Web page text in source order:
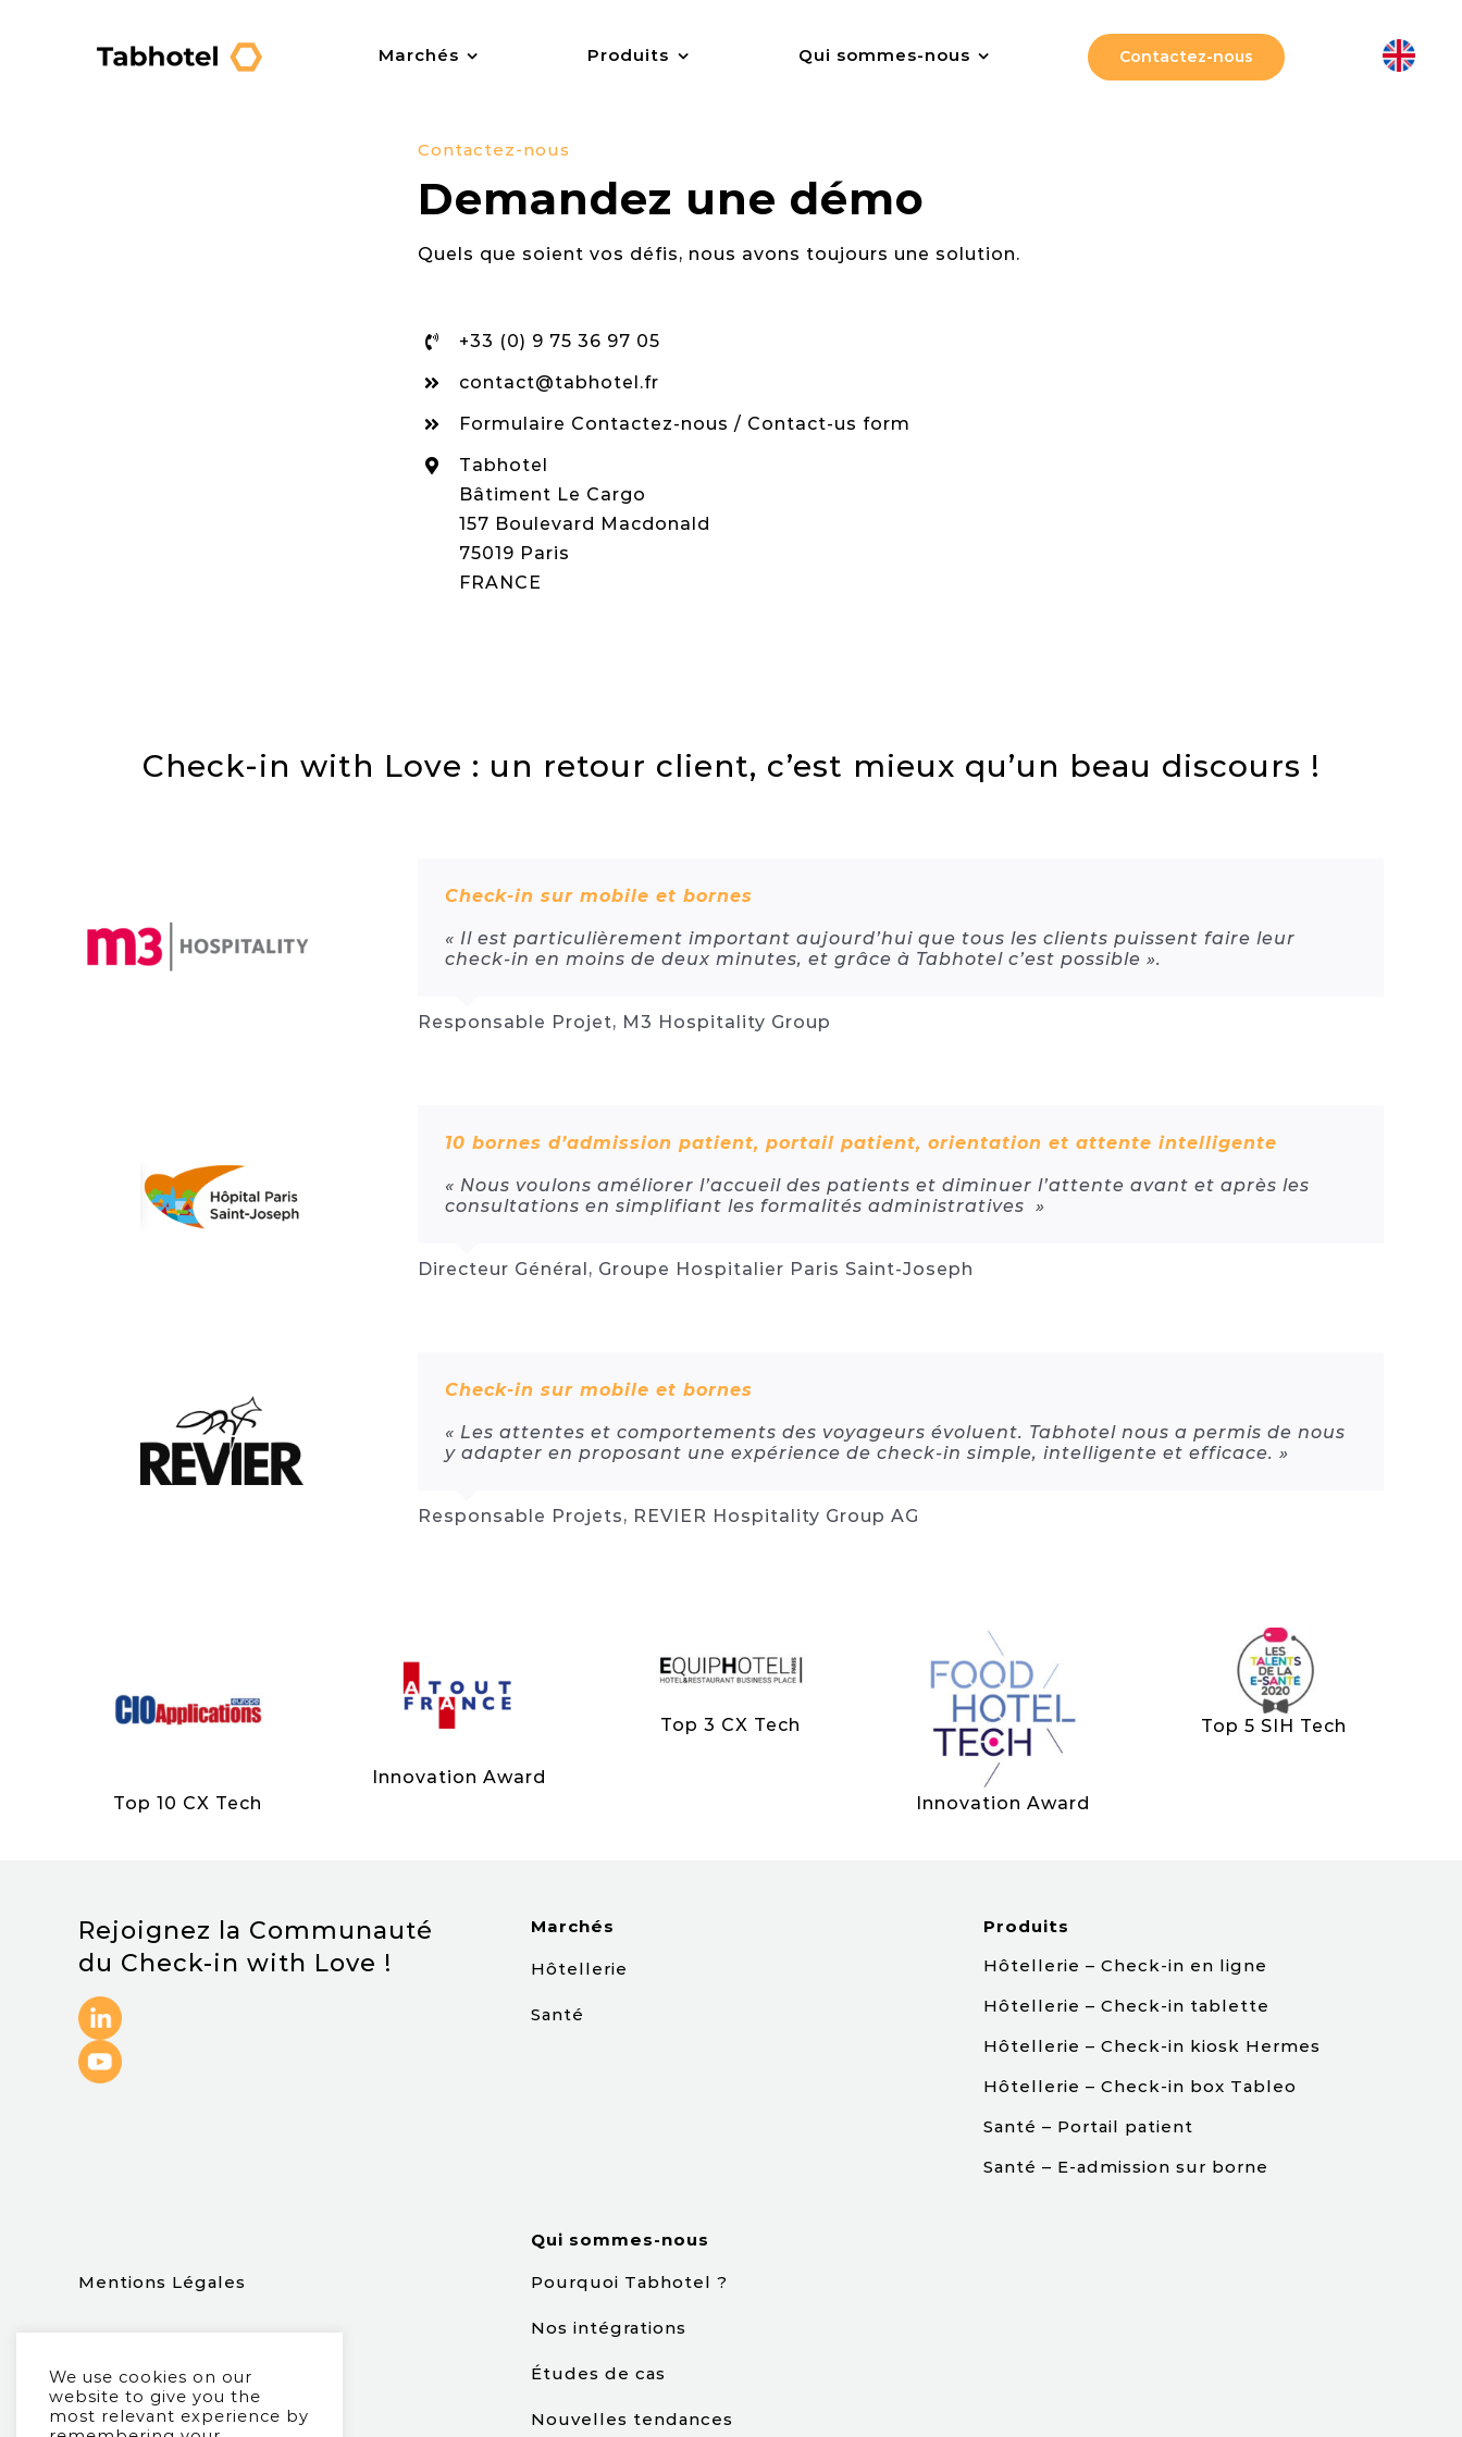
Marchés Produits Qui sommes-nous Contactez-nous
Contactez-nous
Demandez une démo
Quels que soient vos défis, nous avons toujours une solution.
+33 (0) 9 75 36 97 05
contact@tabhotel.fr
Formulaire Contactez-nous / Contact-us form
Tabhotel
Bâtiment Le Cargo
157 Boulevard Macdonald
75019 Paris
FRANCE
Check-in with Love : un retour client, c’est mieux qu’un beau discours !
Check-in sur mobile et bornes
« Il est particulièrement important aujourd’hui que tous les clients puissent faire leur
check-in en moins de deux minutes, et grâce à Tabhotel c’est possible ».
Responsable Projet, M3 Hospitality Group
10 bornes d’admission patient, portail patient, orientation et attente intelligente
« Nous voulons améliorer l’accueil des patients et diminuer l’attente avant et après les
consultations en simplifiant les formalités administratives »
Directeur Général, Groupe Hospitalier Paris Saint-Joseph
Check-in sur mobile et bornes
« Les attentes et comportements des voyageurs évoluent. Tabhotel nous a permis de nous
y adapter en proposant une expérience de check-in simple, intelligente et efficace. »
Responsable Projets, REVIER Hospitality Group AG
Top 10 CX Tech
Innovation Award
Top 3 CX Tech
Innovation Award
Top 5 SIH Tech
Rejoignez la Communauté
du Check-in with Love !
Marchés
Hôtellerie
Santé
Produits
Hôtellerie – Check-in en ligne
Hôtellerie – Check-in tablette
Hôtellerie – Check-in kiosk Hermes
Hôtellerie – Check-in box Tableo
Santé – Portail patient
Santé – E-admission sur borne
Mentions Légales
Qui sommes-nous
Pourquoi Tabhotel ?
Nos intégrations
Études de cas
Nouvelles tendances
We use cookies on our
website to give you the
most relevant experience by